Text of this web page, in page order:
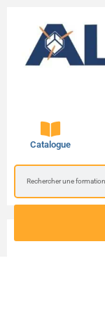
Catalogue